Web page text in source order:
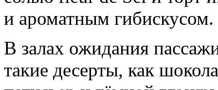
и ароматным гибискусом.
В залах ожидания
такие десерты, как